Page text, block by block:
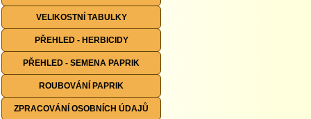
VELIKOSTNÍ TABULKY
PŘEHLED - HERBICIDY
PŘEHLED - SEMENA PAPRIK
ROUBOVÁNÍ PAPRIK
ZPRACOVÁNÍ OSOBNÍCH ÚDAJŮ